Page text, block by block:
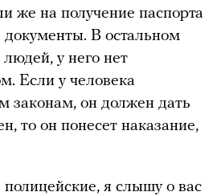
же на получение паспорта
В остальном
у него нет
Если у человека
законам, он должен дать
то он понесет наказание,
я слышу о вас